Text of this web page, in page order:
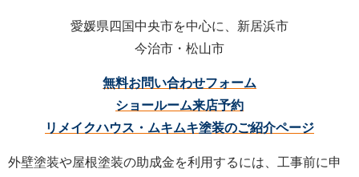
愛媛県四国中央市を中心に、新居浜市
今治市・松山市
無料お問い合わせフォーム
ショールーム来店予約
リメイクハウス・ムキムキ塗装のご紹介ページ
外壁塗装や屋根塗装の助成金を利用するには、工事前に申